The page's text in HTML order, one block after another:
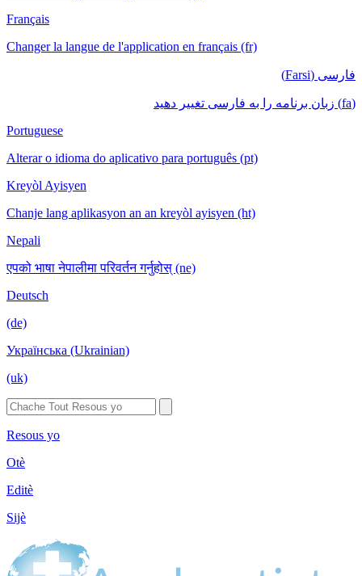
Français
Changer la langue de l'application en français (fr)
فارسی (Farsi)
(fa) زبان برنامه را به فارسی تغییر دهید
Portuguese
Alterar o idioma do aplicativo para português (pt)
Kreyòl Ayisyen
Chanje lang aplikasyon an an kreyòl ayisyen (ht)
Nepali
एपको भाषा नेपालीमा परिवर्तन गर्नुहोस् (ne)
Deutsch
(de)
Українська (Ukrainian)
(uk)
Resous yo
Otè
Editè
Sijè